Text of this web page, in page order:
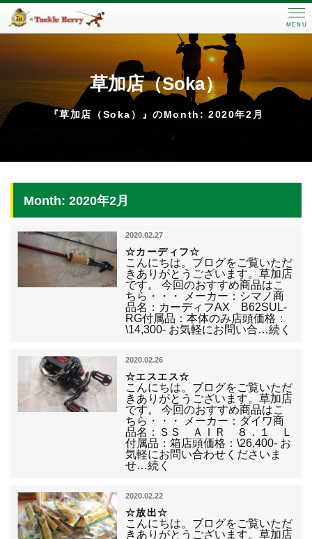
MENU
草加店（Soka）
『草加店（Soka）』のMonth: 2020年2月
Month: 2020年2月
2020.02.27
☆カーディフ☆
こんにちは。ブログをご覧いただ
きありがとうございます。草加店
です。 今回のおすすめ商品はこ
ちら・・・ メーカー：シマノ商
品名：カーディフAX B62SUL-
RG付属品：本体のみ店頭価格：
\14,300- お気軽にお問い合…続く
2020.02.26
☆エスエス☆
こんにちは。ブログをご覧いただ
きありがとうございます。草加店
です。 今回のおすすめ商品はこ
ちら・・・ メーカー：ダイワ商
品名：ＳＳ ＡＩＲ ８．１ Ｌ
付属品：箱店頭価格：\26,400- お
気軽にお問い合わせくださいま
せ…続く
2020.02.22
☆放出☆
こんにちは。ブログをご覧いただ
きありがとうございます。草加店